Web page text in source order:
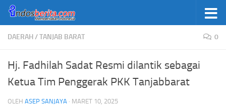
Skip to content
DAERAH/TANJAB BARAT 0
Hj. Fadhilah Sadat Resmi dilantik sebagai
Ketua Tim Penggerak PKK Tanjabbarat
OLEH ASEP SANJAYA · MARET 10, 2025